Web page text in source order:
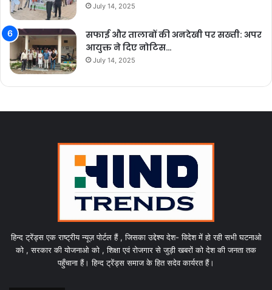
July 14, 2025
सफाई और तालाबों की अनदेखी पर सख्ती: अपर
आयुक्त ने दिए नोटिस…
July 14, 2025
हिन्द ट्रेंड्स एक राष्ट्रीय न्यूज़ पोर्टल हैं , जिसका उद्देश्य देश- विदेश में हो रही सभी घटनाओ
को , सरकार की योजनाओ को , शिक्षा एवं रोजगार से जुड़ी खबरों को देश की जनता तक
पहुँचाना हैं। हिन्द ट्रेंड्स समाज के हित सदेव कार्यरत हैं।